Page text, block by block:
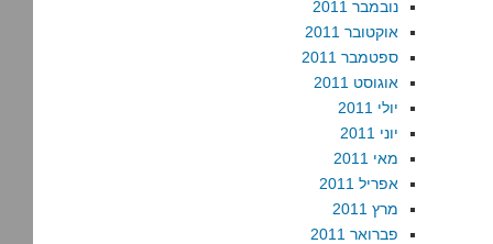
נובמבר 2011
אוקטובר 2011
ספטמבר 2011
אוגוסט 2011
יולי 2011
יוני 2011
מאי 2011
אפריל 2011
מרץ 2011
פברואר 2011